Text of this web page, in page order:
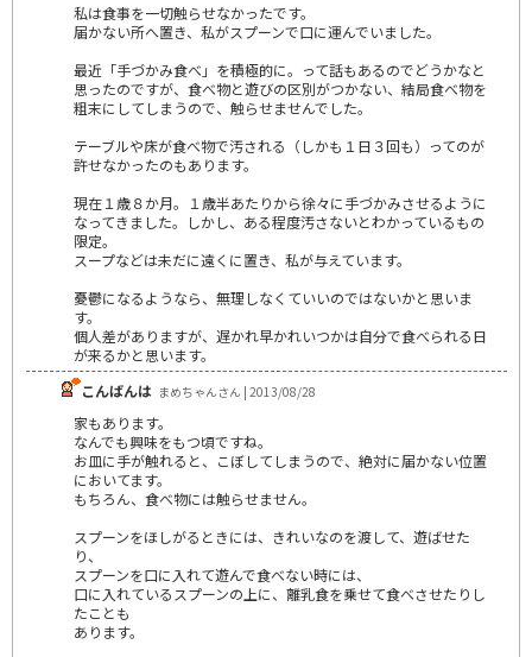
私は食事を一切触らせなかったです。
届かない所へ置き、私がスプーンで口に運んでいました。
最近「手づかみ食べ」を積極的に。って話もあるのでどうかなと
思ったのですが、食べ物と遊びの区別がつかない、結局食べ物を
粗末にしてしまうので、触らせませんでした。
テーブルや床が食べ物で汚される（しかも１日３回も）ってのが
許せなかったのもあります。
現在１歳８か月。１歳半あたりから徐々に手づかみさせるように
なってきました。しかし、ある程度汚さないとわかっているもの
限定。
スープなどは未だに遠くに置き、私が与えています。
憂鬱になるようなら、無理しなくていいのではないかと思いま
す。
個人差がありますが、遅かれ早かれいつかは自分で食べられる日
が来るかと思います。
こんばんは まめちゃんさん | 2013/08/28
家もあります。
なんでも興味をもつ頃ですね。
お皿に手が触れると、こぼしてしまうので、絶対に届かない位置
においてます。
もちろん、食べ物には触らせません。
スプーンをほしがるときには、きれいなのを渡して、遊ばせた
り、
スプーンを口に入れて遊んで食べない時には、
口に入れているスプーンの上に、離乳食を乗せて食べさせたりし
たことも
あります。